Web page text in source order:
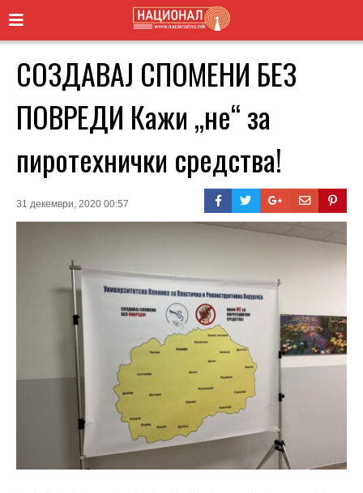
СОЗДАВАЈ СПОМЕНИ БЕЗ
ПОВРЕДИ Кажи „не“ за
пиротехнички средства!
31 декември, 2020 00:57